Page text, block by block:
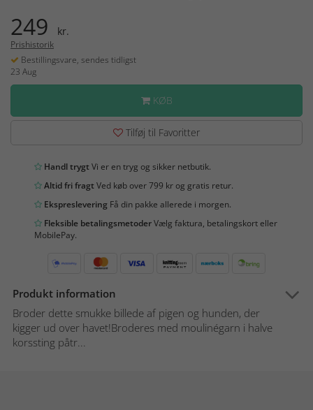
249 kr.
Prishistorik
Bestillingsvare, sendes tidligst
23 Aug
KØB
Tilføj til Favoritter
Handl trygtVi er en tryg og sikker netbutik.
Altid fri fragtVed køb over 799 kr og gratis retur.
Ekspreslevering Få din pakke allerede i morgen.
Fleksible betalingsmetoderVælg faktura, betalingskort eller
MobilePay.
Produkt information
Broder dette smukke billede af pigen og hunden, der
kigger ud over havet!Broderes med moulinégarn i halve
korssting påtr...